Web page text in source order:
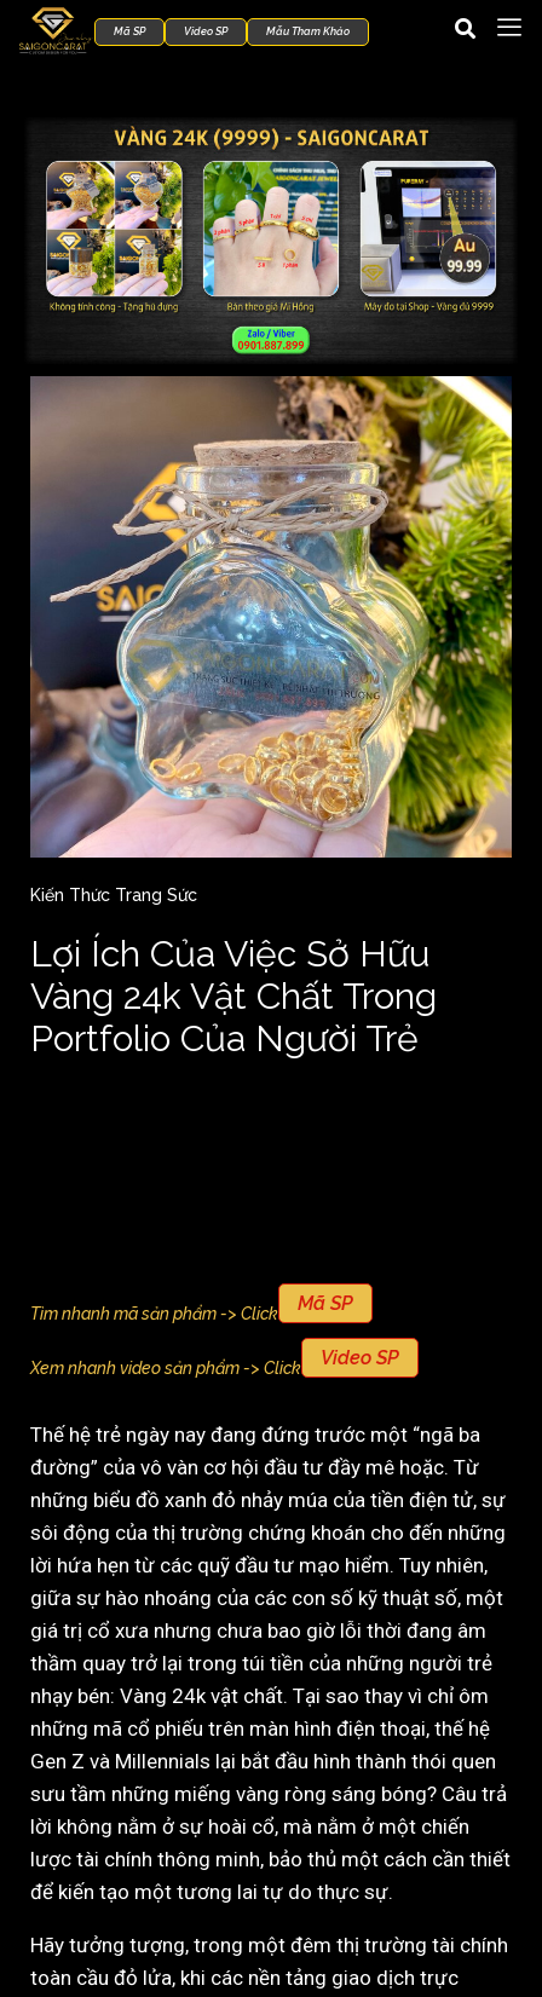
Mã SP Video SP Mẫu Tham Khảo
Kiến Thức Trang Sức
Lợi Ích Của Việc Sở Hữu
Vàng 24k Vật Chất Trong
Portfolio Của Người Trẻ
Tìm nhanh mã sản phẩm -> Click Mã SP
Xem nhanh video sản phẩm -> Click Video SP
Thế hệ trẻ ngày nay đang đứng trước một “ngã ba
đường” của vô vàn cơ hội đầu tư đầy mê hoặc. Từ
những biểu đồ xanh đỏ nhảy múa của tiền điện tử, sự
sôi động của thị trường chứng khoán cho đến những
lời hứa hẹn từ các quỹ đầu tư mạo hiểm. Tuy nhiên,
giữa sự hào nhoáng của các con số kỹ thuật số, một
giá trị cổ xưa nhưng chưa bao giờ lỗi thời đang âm
thầm quay trở lại trong túi tiền của những người trẻ
nhạy bén: Vàng 24k vật chất. Tại sao thay vì chỉ ôm
những mã cổ phiếu trên màn hình điện thoại, thế hệ
Gen Z và Millennials lại bắt đầu hình thành thói quen
sưu tầm những miếng vàng ròng sáng bóng? Câu trả
lời không nằm ở sự hoài cổ, mà nằm ở một chiến
lược tài chính thông minh, bảo thủ một cách cần thiết
để kiến tạo một tương lai tự do thực sự.
Hãy tưởng tượng, trong một đêm thị trường tài chính
toàn cầu đỏ lửa, khi các nền tảng giao dịch trực